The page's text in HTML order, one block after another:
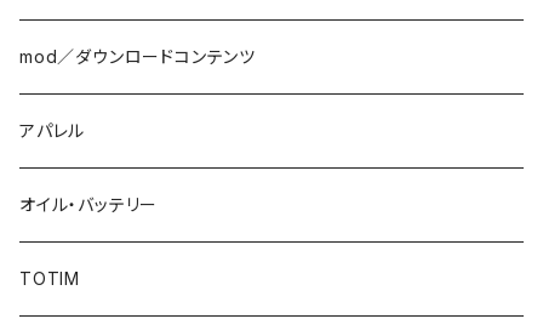
mod／ダウンロードコンテンツ
アパレル
オイル・バッテリー
TOTIM